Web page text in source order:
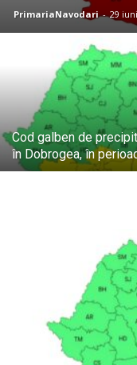
PrimariaNavodari - 29
Cod galben de
în Dobrogea, în